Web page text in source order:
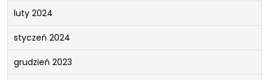
luty 2024
styczeń 2024
grudzień 2023